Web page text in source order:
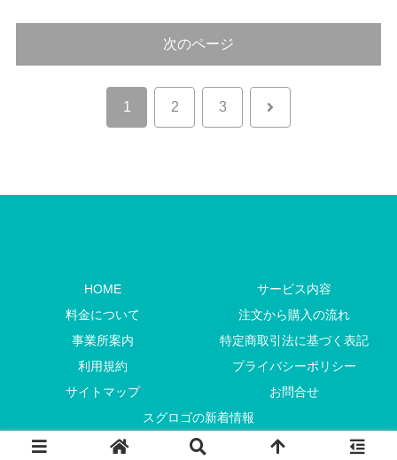
次のページ
1 2 3 次
HOME
サービス内容
料金について
注文から購入の流れ
事業所案内
特定商取引法に基づく表記
利用規約
プライバシーポリシー
サイトマップ
お問合せ
スグロゴの新着情報
Copyright © 2009-2026 CHEERS DESIGN All Rights Reserved.